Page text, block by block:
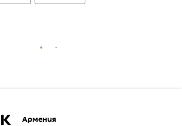
Армения